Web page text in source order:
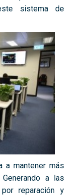
sistema de
a mantener más
a las
reparación y